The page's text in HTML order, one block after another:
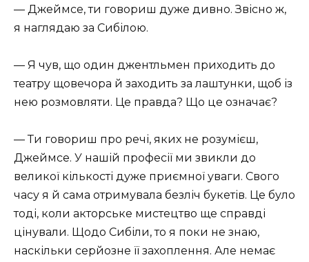
— Джеймсе, ти говориш дуже дивно. Звісно ж,
я наглядаю за Сибілою.
— Я чув, що один джентльмен приходить до
театру щовечора й заходить за лаштунки, щоб із
нею розмовляти. Це правда? Що це означає?
— Ти говориш про речі, яких не розумієш,
Джеймсе. У нашій професії ми звикли до
великої кількості дуже приємної уваги. Свого
часу я й сама отримувала безліч букетів. Це було
тоді, коли акторське мистецтво ще справді
цінували. Щодо Сибіли, то я поки не знаю,
наскільки серйозне її захоплення. Але немає